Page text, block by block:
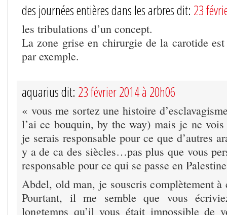
des journées entières dans les arbres dit: 23
les tribulations d’un concept.
La zone grise en chirurgie de la carotide
par exemple.
aquarius dit: 23 février 2014 à 20h06
« vous me sortez une histoire
l’ai ce bouquin, by the way) mais je ne
je serais responsable pour ce que d’autres
y a de ca des siècles…pas plus que vous
responsable pour ce qui se passe en
Abdel, old man, je souscris complètement
Pourtant, il me semble que vous
longtemps qu’il vous était impossible de